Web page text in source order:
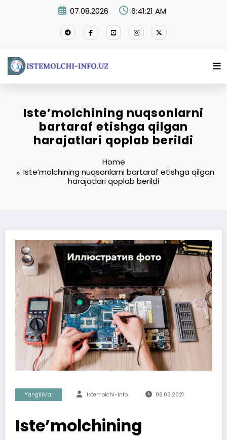
07.08.2026 6:41:21 AM
Iste’molchining nuqsonlarni
bartaraf etishga qilgan
harajatlari qoplab berildi
Home
Iste’molchining nuqsonlarni bartaraf etishga qilgan
harajatlari qoplab berildi
Yangiliklar Istemolchi-Info 09.03.2021
Iste’molchining